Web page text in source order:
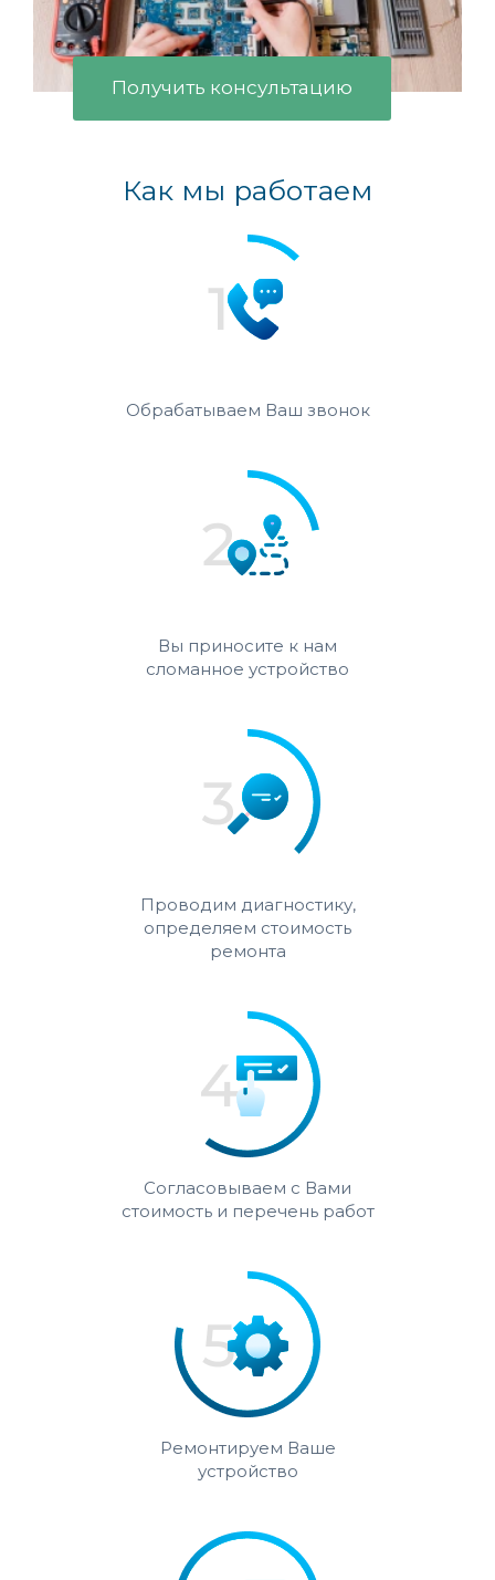
Получить консультацию
Как мы работаем
Обрабатываем Ваш звонок
Вы приносите к нам
сломанное устройство
Проводим диагностику,
определяем стоимость
ремонта
Согласовываем с Вами
стоимость и перечень работ
Ремонтируем Ваше
устройство